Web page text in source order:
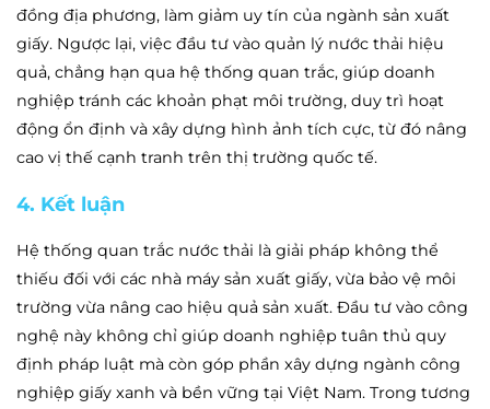
đồng địa phương, làm giảm uy tín của ngành sản xuất
giấy. Ngược lại, việc đầu tư vào quản lý nước thải hiệu
quả, chẳng hạn qua hệ thống quan trắc, giúp doanh
nghiệp tránh các khoản phạt môi trường, duy trì hoạt
động ổn định và xây dựng hình ảnh tích cực, từ đó nâng
cao vị thế cạnh tranh trên thị trường quốc tế.
4. Kết luận
Hệ thống quan trắc nước thải là giải pháp không thể
thiếu đối với các nhà máy sản xuất giấy, vừa bảo vệ môi
trường vừa nâng cao hiệu quả sản xuất. Đầu tư vào công
nghệ này không chỉ giúp doanh nghiệp tuân thủ quy
định pháp luật mà còn góp phần xây dựng ngành công
nghiệp giấy xanh và bền vững tại Việt Nam. Trong tương